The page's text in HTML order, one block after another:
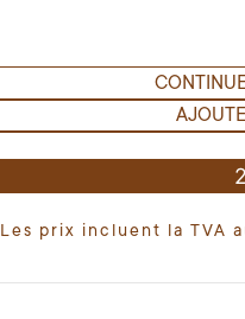
Les prix incluent la TVA